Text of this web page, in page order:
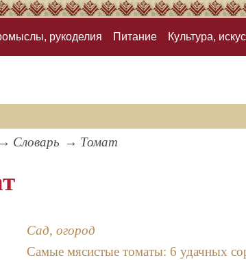
рукоделия Питание Культура,
Словарь Томат
Сад, огород
Самые мясистые томаты: 6 удачных